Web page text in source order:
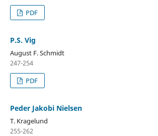
PDF
P.S. Vig
August F. Schmidt
247-254
PDF
Peder Jakobi Nielsen
T. Kragelund
255-262